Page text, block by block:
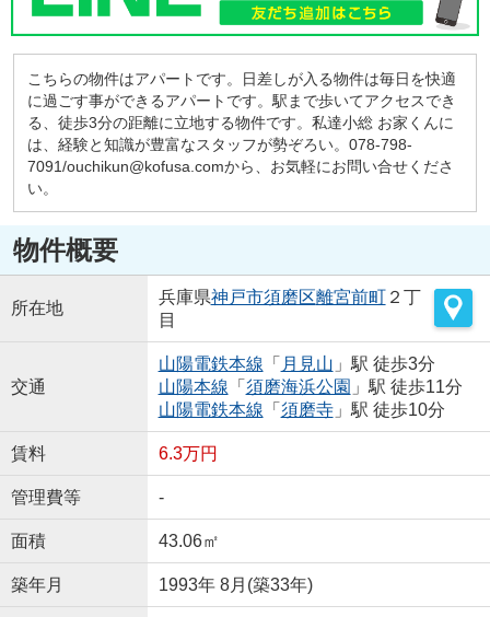
こちらの物件はアパートです。日差しが入る物件は毎日を快適
に過ごす事ができるアパートです。駅まで歩いてアクセスでき
る、徒歩3分の距離に立地する物件です。私達小総 お家くんに
は、経験と知識が豊富なスタッフが勢ぞろい。078-798-
7091/ouchikun@kofusa.comから、お気軽にお問い合せくださ
い。
物件概要
所在地
兵庫県神戸市須磨区離宮前町２丁
目
交通
山陽電鉄本線 「 月見山 」駅 徒歩3分
山陽本線 「 須磨海浜公園 」駅 徒歩11分
山陽電鉄本線 「 須磨寺」駅 徒歩10分
賃料 6.3万円
管理費等 -
面積 43.06㎡
築年月 1993年 8月(築33年)